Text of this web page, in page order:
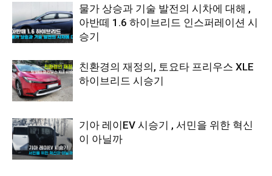
물가 상승과 기술 발전의 시차에 대해 ,
아반떼 1.6 하이브리드 인스퍼레이션 시
승기
친환경의 재정의, 토요타 프리우스 XLE
하이브리드 시승기
기아 레이EV 시승기 , 서민을 위한 혁신
이 아닐까